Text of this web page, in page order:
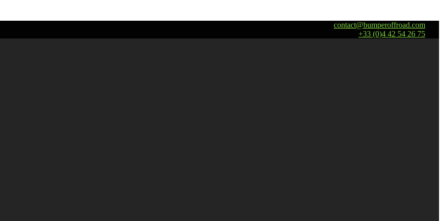
contact@bumperoffroad.com
+33 (0)4 42 54 26 75